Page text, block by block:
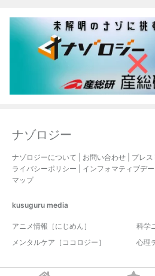
ナゾロジー
ナゾロジーについて お問い合わせ プレ
ライバシーポリシー
インフォマティブデ
マップ
kusuguru media
アニメ情報［にじめん］
科学
メンタルケア［ココロジー］
心理
© 2017-2026 nazology. all rights reserved.